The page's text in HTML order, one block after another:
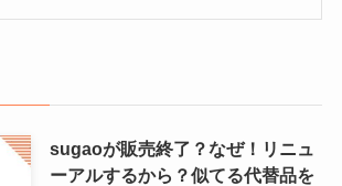
sugaoが販売終了？なぜ！リニュ
ーアルするから？似てる代替品を